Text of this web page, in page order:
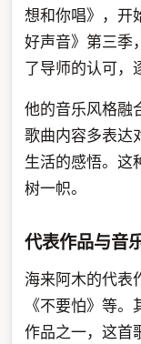
想和你唱》，开
好声音》第三季
了导师的认可，
他的音乐风格融
歌曲内容多表达
生活的感悟。这
树一帜。
代表作品与音
海来阿木的代表
《不要怕》等
作品之一，这首